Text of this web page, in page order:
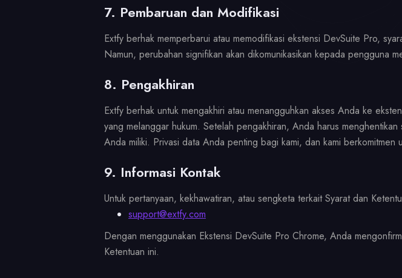
7. Pembaruan dan Modifikasi
Extfy berhak memperbarui atau memodifikasi ekstensi DevSuite Pro,
Namun, perubahan signifikan akan dikomunikasikan kepada pengguna
8. Pengakhiran
Extfy berhak untuk mengakhiri atau menangguhkan akses Anda ke
yang melanggar hukum. Setelah pengakhiran, Anda harus
Anda miliki. Privasi data Anda penting bagi kami, dan kami berkomitmen
9. Informasi Kontak
Untuk pertanyaan, kekhawatiran, atau sengketa terkait Syarat dan
support@extfy.com
Dengan menggunakan Ekstensi DevSuite Pro Chrome, Anda
Ketentuan ini.